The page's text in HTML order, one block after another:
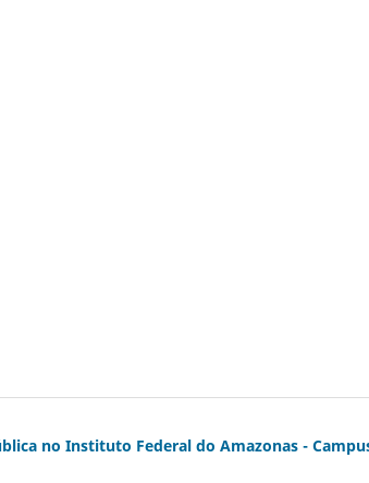
no Instituto Federal do Amazonas -